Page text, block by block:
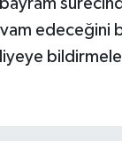
edeceğini